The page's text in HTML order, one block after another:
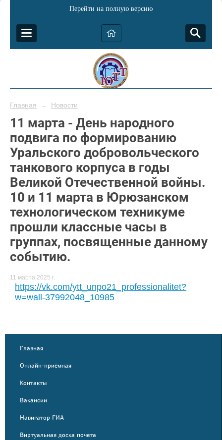
Перейти на полную версию
Главная → Новости
11 марта - День народного
подвига по формированию
Уральского добровольческого
танкового корпуса в годы
Великой Отечественной войны.
10 и 11 марта в Юрюзанском
технологическом техникуме
прошли классные часы в
группах, посвященные данному
событию.
11 марта 2025 г.
https://vk.com/ytt_unpo21_professionalitet?
w=wall-37992048_10985
Главная
Онлайн-приёмная
Контакты
Вакансии
Навигатор ГИА
Виртуальная доска почета